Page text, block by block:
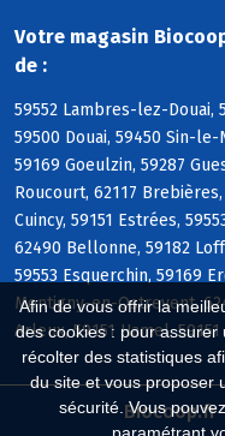
Afin de vous offrir la
des cookies : pour
récolter des statistiques
du site et vous proposer
sécurité. Vous
Votre magasin
de :
59552 Lambres-lez-Douai,
59500 Douai, 59450 Sin-le-
59169 Goeulzin, 59287
Roucourt, 62117 Brebières,
Cuincy, 59151 Estrées,
62490 Bellonne, 59182
59553 Esquerchin, 59169
Montigny-en-Ostrevent,
Arleux, 59151 Hamel,
Biocoop.fr